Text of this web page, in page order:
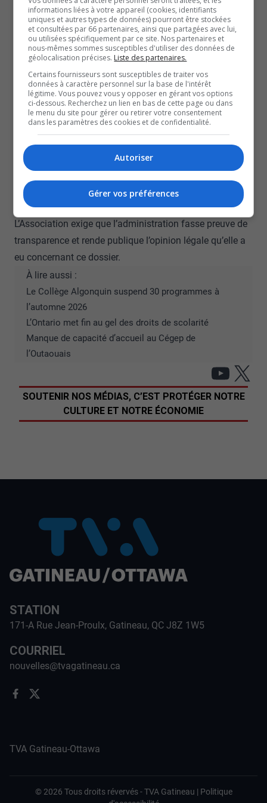
de suspendre le programme. Une pétition, signée par
plus de 4 200 personnes, avait été lancée pour contester
cette décision. Enfin, la suspension avait été levée.
L’Association explique que ce manque de cohérence
porterait atteinte à la crédibilité de l’institution et nuirait
gravement à la planification de carrière et à la stabilité
de l’emploi pour le personnel enseignant, créant
davantage un climat d’incertitude et de précarité.
fonds publics (y compris les dons et les frais de
scolarité) pour obtenir des opinions juridiques dans le
seul but de remettre en question des décisions qui
affectent négativement les étudiants et les professeurs.
L’Association exige que l’administration fasse preuve de
transparence et rende publique l’opinion légale qu’elle a
eu concernant ce dossier.
À lire aussi :
Le Collège Algonquin suspend 30 programmes à
l’automne 2026
L’Ontario met fin au gel des droits de scolarité
Manque de capacité d’accueil au Cégep de
l’Outaouais
X
SOUTENIR NOS MÉDIAS, C’EST PROTÉGER NOTRE
CULTURE ET NOTRE ÉCONOMIE
STATION
171-A Rue Jean-Proulx, Gatineau, QC J8Z 1W5
COURRIEL
nouvelles@tvagatineau.ca
TVA Gatineau-Ottawa
© 2026 Tous droits révervés -TVA Gatineau | Politique
informations liées à votre appareil (cookies, identifiants
uniques et autres types de données) pourront être stockées
et consultées par 66 partenaires, ainsi que partagées avec lui,
ou utilisées spécifiquement par ce site. Nos partenaires et
nous-mêmes sommes susceptibles d'utiliser des données de
géolocalisation précises. Liste des partenaires.
Certains fournisseurs sont susceptibles de traiter vos
données à caractère personnel sur la base de l'intérêt
légitime. Vous pouvez vous y opposer en gérant vos options
ci-dessous. Recherchez un lien en bas de cette page ou dans
le menu du site pour gérer ou retirer votre consentement
dans les paramètres des cookies et de confidentialité.
Autoriser
Gérer vos préférences